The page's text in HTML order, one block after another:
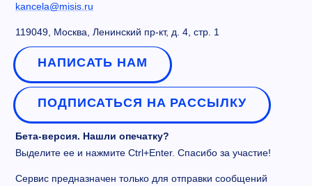
kancela@misis.ru
119049, Москва, Ленинский пр-кт, д. 4, стр. 1
НАПИСАТЬ НАМ
ПОДПИСАТЬСЯ НА РАССЫЛКУ
Бета-версия. Нашли опечатку?
Выделите ее и нажмите Ctrl+Enter. Спасибо за участие!
Сервис предназначен только для отправки сообщений